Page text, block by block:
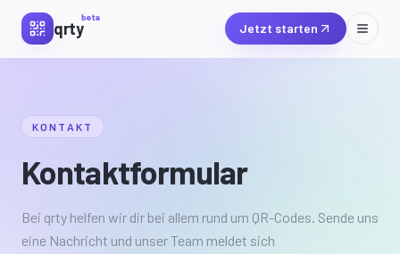
qrty
beta
Jetzt starten
KONTAKT
Kontaktformular
Bei qrty helfen wir dir bei allem rund um QR-Codes. Sende uns
eine Nachricht und unser Team meldet sich